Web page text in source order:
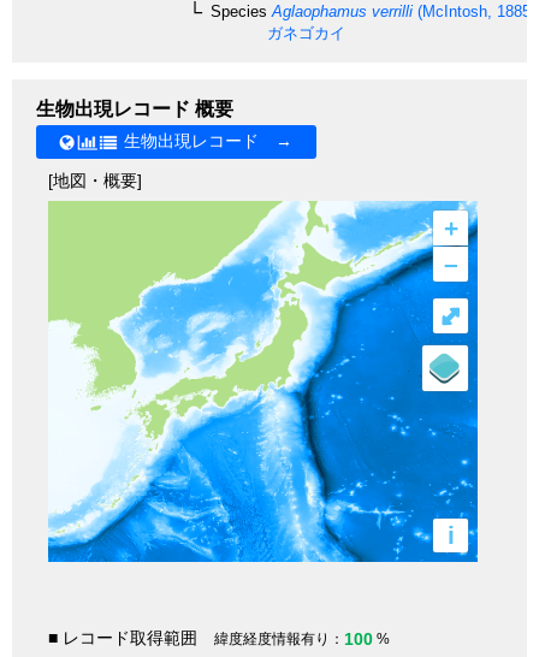
Species Aglaophamus verrilli (McIntosh, 1885)
ガネゴカイ
生物出現レコード 概要
生物出現レコード →
[地図・概要]
+
–
i
⤢
■ レコード取得範囲 緯度経度情報有り： 100 %